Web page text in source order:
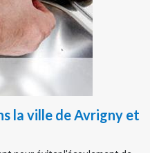
la ville de Avrigny et